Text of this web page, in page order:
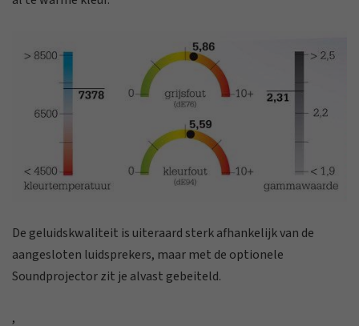
De geluidskwaliteit is uiteraard sterk afhankelijk van de
aangesloten luidsprekers, maar met de optionele
Soundprojector zit je alvast gebeiteld.
,